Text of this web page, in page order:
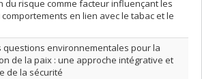
du risque comme facteur influençant les
en lien avec le tabac et le
questions environnementales pour la
de la paix : une approche intégrative et
de la sécurité